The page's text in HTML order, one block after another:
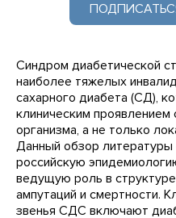
Синдром диабетической
наиболее тяжелых
сахарного диабета (СД),
клиническим проявлением
организма, а не только
Данный обзор
российскую
ведущую роль в
ампутаций и смертности.
звенья СДС включают